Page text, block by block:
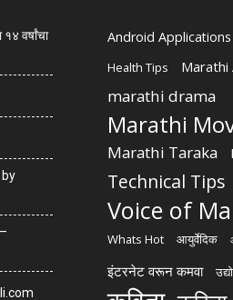
वर्षांचा
by
Android Applications
Health Tips Marathi
marathi drama
Marathi
Marathi Taraka
Technical Tips
Voice of
Whats Hot आयुर्वेदिक
इंटरनेट वरून कमवा